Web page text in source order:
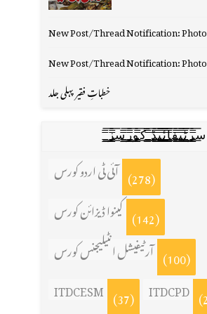
New Post/Thread Notification:
New Post/Thread Notification:
خطباتِ فقیر پہلی جلد
س̳̿͟͞ر̳̿͟͞ٹ̳̿͟͞ی̳̿͟͞ف̳̿͟͞ا̳̿͟͞ي̳̳̿ٔ̿͟͟͞͞ی̳̿͟͞ڈ̳̿͟͞ ̳̿͟͞ک̳̿͟͞و̳̿͟͞ر̳̿͟͞س̳̿͟͞ز̳̿͟͞
آئی ٹی اردو کورس (278)
کینوا ڈیزائن کورس (142)
آرٹیفیشل انٹیلیجنس کورس (100)
ITDCESM (37) ITDCPD